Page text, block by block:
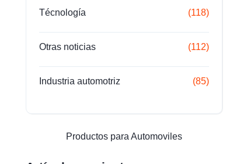
Técnología (118)
Otras noticias (112)
Industria automotriz (85)
Productos para Automoviles